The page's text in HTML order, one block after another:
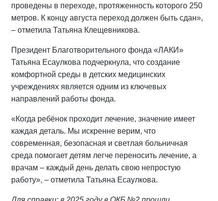
проведены в переходе, протяженность которого 250
метров. К концу августа переход должен быть сдан»,
– отметила Татьяна Клещевникова.
Президент Благотворительного фонда «ЛАКИ»
Татьяна Есаулкова подчеркнула, что создание
комфортной среды в детских медицинских
учреждениях является одним из ключевых
направлений работы фонда.
«Когда ребёнок проходит лечение, значение имеет
каждая деталь. Мы искренне верим, что
современная, безопасная и светлая больничная
среда помогает детям легче переносить лечение, а
врачам – каждый день делать свою непростую
работу», – отметила Татьяна Есаулкова.